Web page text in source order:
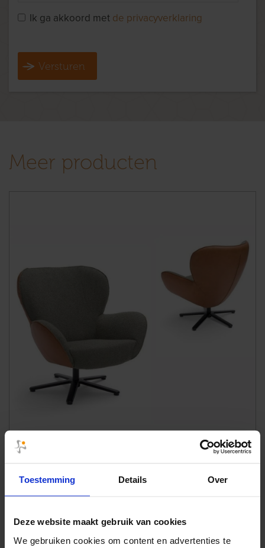
Toestemming Details Over
Deze website maakt gebruik van cookies
We gebruiken cookies om content en advertenties te
Ik ga akkoord met de privacyverklaring
Versturen
Meer producten
Fauteuil Legendary